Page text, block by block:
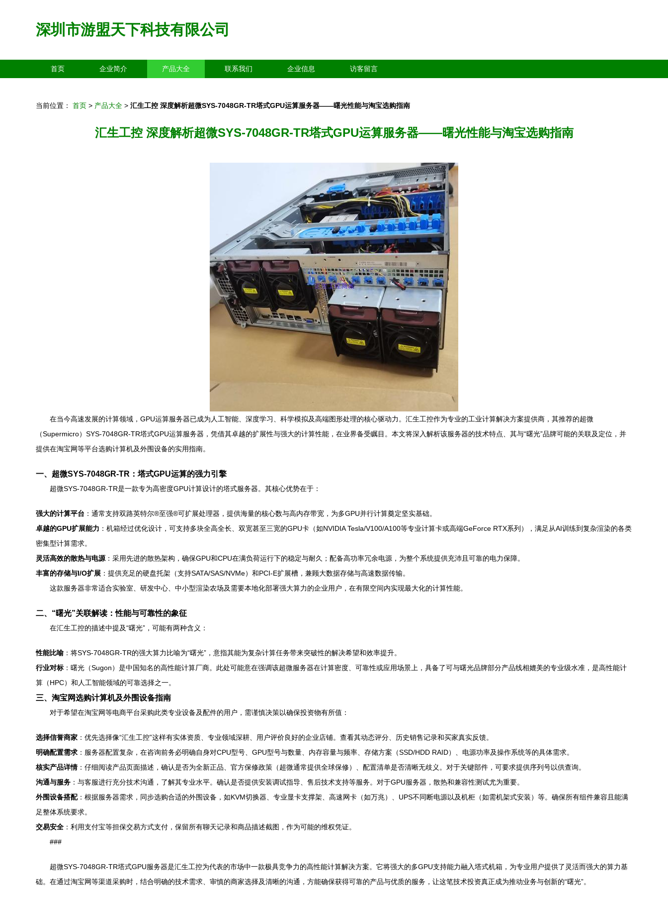
深圳市游盟天下科技有限公司
首页 企业简介 产品大全 联系我们 企业信息 访客留言
当前位置： 首页 > 产品大全 > 汇生工控 深度解析超微SYS-7048GR-TR塔式GPU运算服务器——曙光性能与淘宝选购指南
汇生工控 深度解析超微SYS-7048GR-TR塔式GPU运算服务器——曙光性能与淘宝选购指南
在当今高速发展的计算领域，GPU运算服务器已成为人工智能、深度学习、科学模拟及高端图形处理的核心驱动力。汇生工控作为专业的工业计算解决方案提供商，其推荐的超微
（Supermicro）SYS-7048GR-TR塔式GPU运算服务器，凭借其卓越的扩展性与强大的计算性能，在业界备受瞩目。本文将深入解析该服务器的技术特点、其与“曙光”品牌可能的关联及定位，并
提供在淘宝网等平台选购计算机及外围设备的实用指南。
一、超微SYS-7048GR-TR：塔式GPU运算的强力引擎
超微SYS-7048GR-TR是一款专为高密度GPU计算设计的塔式服务器。其核心优势在于：
强大的计算平台 ：通常支持双路英特尔®至强®可扩展处理器，提供海量的核心数与高内存带宽，为多GPU并行计算奠定坚实基础。
卓越的GPU扩展能力 ：机箱经过优化设计，可支持多块全高全长、双宽甚至三宽的GPU卡（如NVIDIA Tesla/V100/A100等专业计算卡或高端GeForce RTX系列），满足从AI训练到复杂渲染的各类
密集型计算需求。
灵活高效的散热与电源 ：采用先进的散热架构，确保GPU和CPU在满负荷运行下的稳定与耐久；配备高功率冗余电源，为整个系统提供充沛且可靠的电力保障。
丰富的存储与I/O扩展 ：提供充足的硬盘托架（支持SATA/SAS/NVMe）和PCI-E扩展槽，兼顾大数据存储与高速数据传输。
这款服务器非常适合实验室、研发中心、中小型渲染农场及需要本地化部署强大算力的企业用户，在有限空间内实现最大化的计算性能。
二、“曙光”关联解读：性能与可靠性的象征
在汇生工控的描述中提及“曙光”，可能有两种含义：
性能比喻 ：将SYS-7048GR-TR的强大算力比喻为“曙光”，意指其能为复杂计算任务带来突破性的解决希望和效率提升。
行业对标 ：曙光（Sugon）是中国知名的高性能计算厂商。此处可能意在强调该超微服务器在计算密度、可靠性或应用场景上，具备了可与曙光品牌部分产品线相媲美的专业级水准，是高性能计
算（HPC）和人工智能领域的可靠选择之一。
三、淘宝网选购计算机及外围设备指南
对于希望在淘宝网等电商平台采购此类专业设备及配件的用户，需谨慎决策以确保投资物有所值：
选择信誉商家 ：优先选择像“汇生工控”这样有实体资质、专业领域深耕、用户评价良好的企业店铺。查看其动态评分、历史销售记录和买家真实反馈。
明确配置需求 ：服务器配置复杂，在咨询前务必明确自身对CPU型号、GPU型号与数量、内存容量与频率、存储方案（SSD/HDD RAID）、电源功率及操作系统等的具体需求。
核实产品详情：仔细阅读产品页面描述，确认是否为全新正品、官方保修政策（超微通常提供全球保修）、配置清单是否清晰无歧义。对于关键部件，可要求提供序列号以供查询。
沟通与服务 ：与客服进行充分技术沟通，了解其专业水平。确认是否提供安装调试指导、售后技术支持等服务。对于GPU服务器，散热和兼容性测试尤为重要。
外围设备搭配：根据服务器需求，同步选购合适的外围设备，如KVM切换器、专业显卡支撑架、高速网卡（如万兆）、UPS不同断电源以及机柜（如需机架式安装）等。确保所有组件兼容且能满
足整体系统要求。
交易安全 ：利用支付宝等担保交易方式支付，保留所有聊天记录和商品描述截图，作为可能的维权凭证。
###
超微SYS-7048GR-TR塔式GPU服务器是汇生工控为代表的市场中一款极具竞争力的高性能计算解决方案。它将强大的多GPU支持能力融入塔式机箱，为专业用户提供了灵活而强大的算力基
础。在通过淘宝网等渠道采购时，结合明确的技术需求、审慎的商家选择及清晰的沟通，方能确保获得可靠的产品与优质的服务，让这笔技术投资真正成为推动业务与创新的“曙光”。